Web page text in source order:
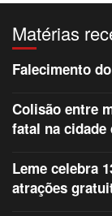
Matérias
Falecimento
Colisão entre
fatal na cidade
Leme celebra
atrações